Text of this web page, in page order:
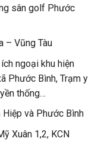
sân golf Phước
– Vũng Tàu
ngoại khu hiện
Phước Bình, Trạm y
thống…
và Phước Bình
Xuân 1,2, KCN